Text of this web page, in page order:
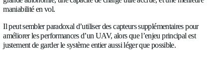
Francais✓
des capteurs intelligents appelés débitmètres. Dans cet article,
des drones autonomes, et dans quels types d’UAV (véhicules
pilote) ils s'intègrent le mieux.